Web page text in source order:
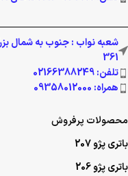
شعبه نواب : جنوب به شمال
361
تلفن: 02166388249
همراه: 09358012000
محصولات پرفروش
باتری پژو 207
باتری پژو 206